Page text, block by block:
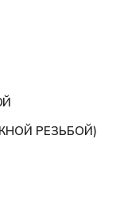
РЕЗЬБОЙ)